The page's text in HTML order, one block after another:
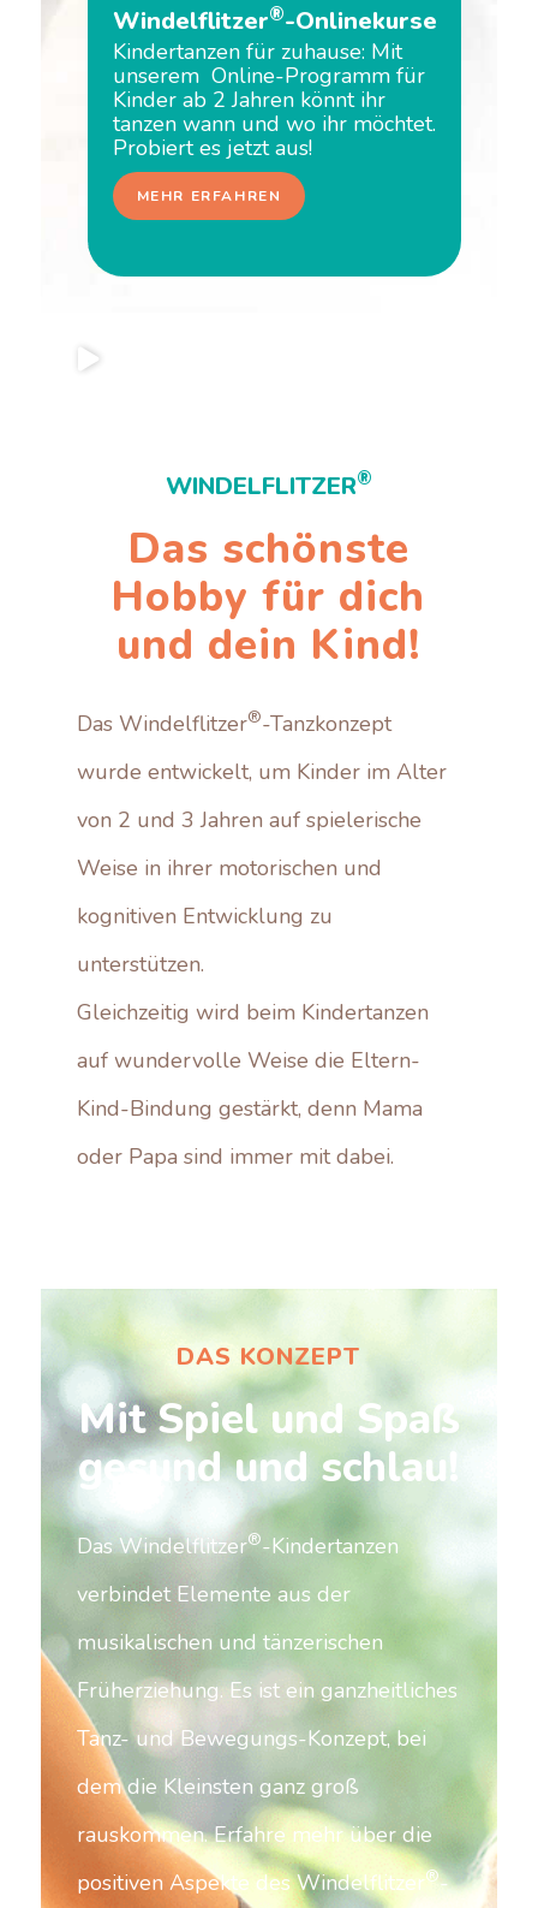
Windelflitzer®-Onlinekurse
Kindertanzen für zuhause: Mit
unserem Online-Programm für
Kinder ab 2 Jahren könnt ihr
tanzen wann und wo ihr möchtet.
Probiert es jetzt aus!
MEHR ERFAHREN
WINDELFLITZER®
Das schönste
Hobby für dich
und dein Kind!
Das Windelflitzer®-Tanzkonzept
wurde entwickelt, um Kinder im Alter
von 2 und 3 Jahren auf spielerische
Weise in ihrer motorischen und
kognitiven Entwicklung zu
unterstützen.
Gleichzeitig wird beim Kindertanzen
auf wundervolle Weise die Eltern-
Kind-Bindung gestärkt, denn Mama
oder Papa sind immer mit dabei.
DAS KONZEPT
Mit Spiel und Spaß
gesund und schlau!
Das Windelflitzer®-Kindertanzen
verbindet Elemente aus der
musikalischen und tänzerischen
Früherziehung. Es ist ein ganzheitliches
Tanz- und Bewegungs-Konzept, bei
dem die Kleinsten ganz groß
rauskommen. Erfahre mehr über die
positiven Aspekte des Windelflitzer®-